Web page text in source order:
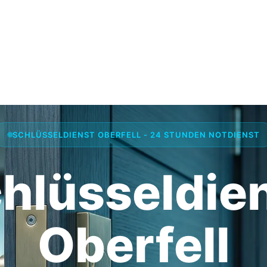
SCHLÜSSELDIENST OBERFELL - 24 STUNDEN NOTDIENST
Oberfell